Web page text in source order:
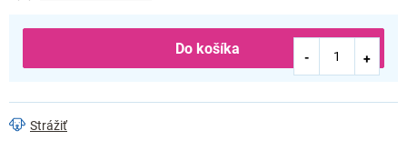
Do košíka
Strážiť